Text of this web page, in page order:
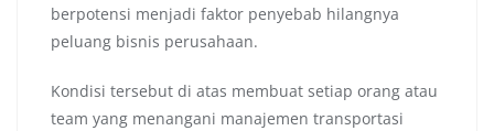
berpotensi menjadi faktor penyebab hilangnya
peluang bisnis perusahaan.
Kondisi tersebut di atas membuat setiap orang atau
team yang menangani manajemen transportasi